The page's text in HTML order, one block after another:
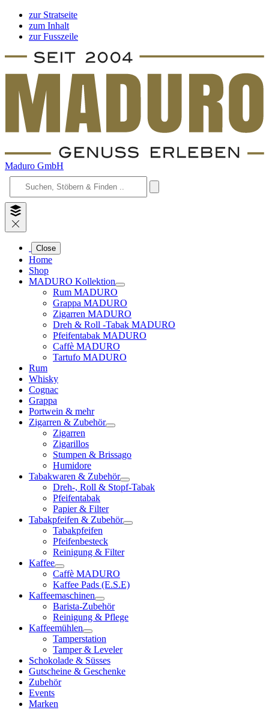
zur Stratseite
zum Inhalt
zur Fusszeile
Maduro GmbH
Close
Home
Shop
MADURO Kollektion
Rum MADURO
Grappa MADURO
Zigarren MADURO
Dreh & Roll -Tabak MADURO
Pfeifentabak MADURO
Caffè MADURO
Tartufo MADURO
Rum
Whisky
Cognac
Grappa
Portwein & mehr
Zigarren & Zubehör
Zigarren
Zigarillos
Stumpen & Brissago
Humidore
Tabakwaren & Zubehör
Dreh-, Roll & Stopf-Tabak
Pfeifentabak
Papier & Filter
Tabakpfeifen & Zubehör
Tabakpfeifen
Pfeifenbesteck
Reinigung & Filter
Kaffee
Caffè MADURO
Kaffee Pads (E.S.E)
Kaffeemaschinen
Barista-Zubehör
Reinigung & Pflege
Kaffeemühlen
Tamperstation
Tamper & Leveler
Schokolade & Süsses
Gutscheine & Geschenke
Zubehör
Events
Marken